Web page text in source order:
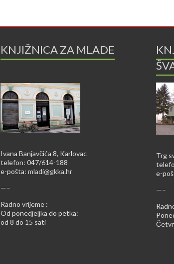
KNJIŽNICA ZA MLADE
Ivana Banjavčića 8, Karlovac
telefon: 047/614-188
e-pošta: mladi@gkka.hr
—–
Radno vrijeme :
Od ponedjeljka do petka:
od 8 do 15 sati
Trg
e-
—–